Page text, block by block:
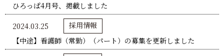
ひろっぱ4月号、掲載しました
2024.03.25
採用情報
【中途】看護師（常勤）（パート）の募集を更新しました